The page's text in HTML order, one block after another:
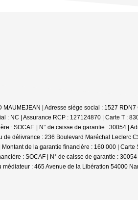
| Adresse siège social : 1527 RDN7
: NC | Assurance RCP : 127124870 | Carte T :
: SOCAF. | N° de caisse de garantie : 30054 |
délivrance : 236 Boulevard Maréchal Leclerc
de la garantie financière : 160 000 | Carte
: SOCAF | N° de caisse de garantie : 30054
: 465 Avenue de la Libération 54000